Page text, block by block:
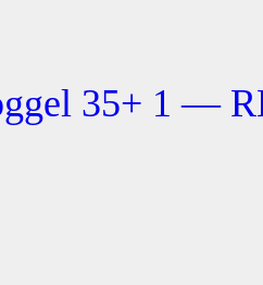
35+ 1 —